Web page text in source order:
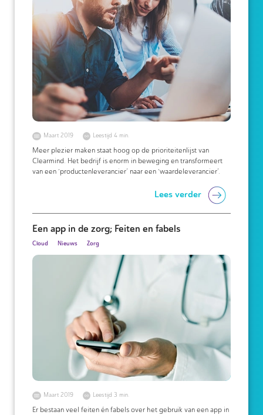
Maart 2019 Leestijd 4 min.
Meer plezier maken staat hoog op de prioriteitenlijst van
Clearmind. Het bedrijf is enorm in beweging en transformeert
van een ‘productenleverancier’ naar een ‘waardeleverancier’.
Lees verder
Een app in de zorg; Feiten en fabels
Cloud Nieuws Zorg
Maart 2019 Leestijd 3 min.
Er bestaan veel feiten én fabels over het gebruik van een app in